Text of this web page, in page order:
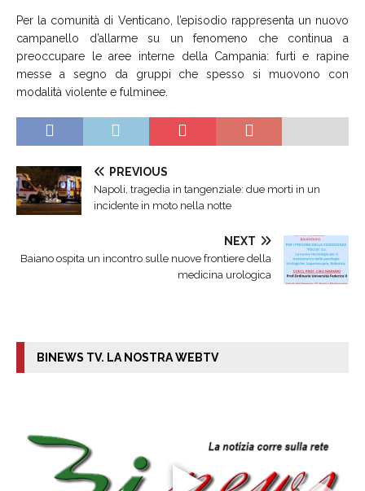
Per la comunità di Venticano, l’episodio rappresenta un nuovo
campanello d’allarme su un fenomeno che continua a
preoccupare le aree interne della Campania: furti e rapine
messe a segno da gruppi che spesso si muovono con
modalità violente e fulminee.
PREVIOUS
Napoli, tragedia in tangenziale: due morti in un
incidente in moto nella notte
NEXT
Baiano ospita un incontro sulle nuove frontiere della
medicina urologica
BINEWS TV. LA NOSTRA WEBTV